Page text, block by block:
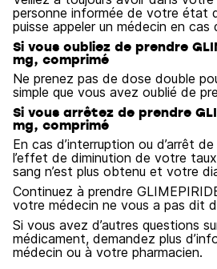
personne informée de votre état
puisse appeler un médecin en cas
Si vous oubliez de prendre
mg, comprimé
Ne prenez pas de dose double
simple que vous avez oublié de
Si vous arrêtez de prendre
mg, comprimé
En cas d’interruption ou d’arrêt
l’effet de diminution de votre
sang n’est plus obtenu et votre
Continuez à prendre
votre médecin ne vous a pas dit
Si vous avez d’autres questions
médicament, demandez plus
médecin ou à votre pharmacien.